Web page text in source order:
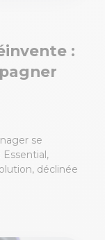
:
se
déclinée